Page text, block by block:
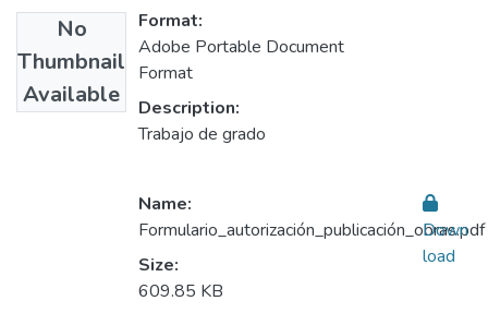
No
Thumbnail
Available
Format:
Adobe Portable Document
Format
Description:
Trabajo de grado
Name:
Formulario_autorización_publicación_obras.pdf
Size:
609.85 KB
Down
load